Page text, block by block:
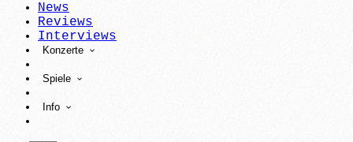
News
Reviews
Interviews
Konzerte
Spiele
Info